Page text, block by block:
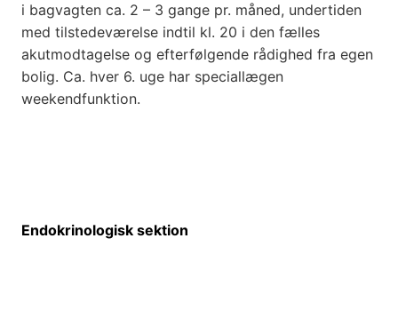
i bagvagten ca. 2 – 3 gange pr. måned, undertiden
med tilstedeværelse indtil kl. 20 i den fælles
akutmodtagelse og efterfølgende rådighed fra egen
bolig. Ca. hver 6. uge har speciallægen
weekendfunktion.
Endokrinologisk sektion